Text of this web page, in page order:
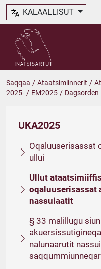
KALAALLISUT
Saqqaa / Ataatsimiinnerit /
2025- / EM2025 / Dagsorden
UKA2025
Oqaluuserisassat
ullui
Ullut
oqaluuserisassat
nassuiaatit
§ 33 malillugu
nalunaarutit